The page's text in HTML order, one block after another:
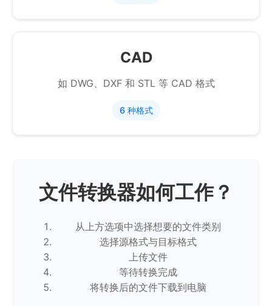
CAD
如 DWG、DXF 和 STL 等 CAD 格式
6 种格式
文件转换器如何工作？
从上方选项中选择想要的文件类别
选择源格式与目标格式
上传文件
等待转换完成
将转换后的文件下载到电脑